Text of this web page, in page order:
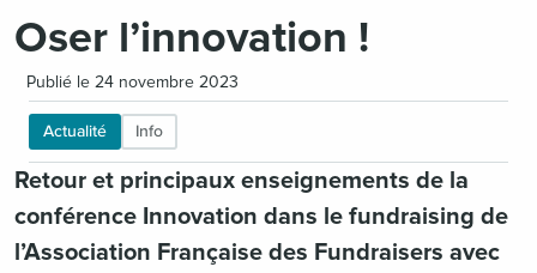
Oser l’innovation !
Publié le 24 novembre 2023
Actualité Info
Retour et principaux enseignements de la
conférence Innovation dans le fundraising de
l’Association Française des Fundraisers avec